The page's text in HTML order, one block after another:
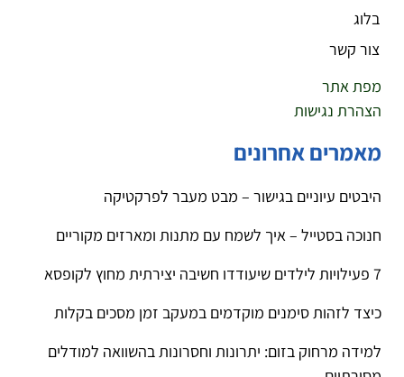
בלוג
צור קשר
מפת אתר
הצהרת נגישות
מאמרים אחרונים
היבטים עיוניים בגישור – מבט מעבר לפרקטיקה
חנוכה בסטייל – איך לשמח עם מתנות ומארזים מקוריים
7 פעילויות לילדים שיעודדו חשיבה יצירתית מחוץ לקופסא
כיצד לזהות סימנים מוקדמים במעקב זמן מסכים בקלות
למידה מרחוק בזום: יתרונות וחסרונות בהשוואה למודלים